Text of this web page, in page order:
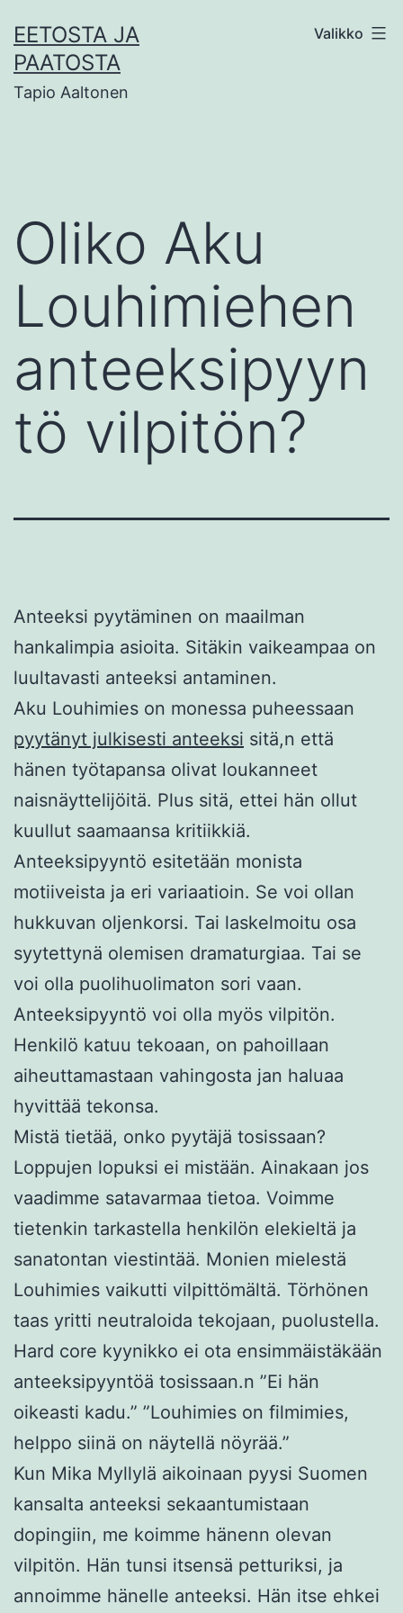
sisältöön
EETOSTA JA
PAATOSTA
Tapio Aaltonen
Valikko
Oliko Aku
Louhimiehen
anteeksipyyn
tö vilpitön?
Anteeksi pyytäminen on maailman
hankalimpia asioita. Sitäkin vaikeampaa on
luultavasti anteeksi antaminen.
Aku Louhimies on monessa puheessaan
pyytänyt julkisesti anteeksi sitä,n että
hänen työtapansa olivat loukanneet
naisnäyttelijöitä. Plus sitä, ettei hän ollut
kuullut saamaansa kritiikkiä.
Anteeksipyyntö esitetään monista
motiiveista ja eri variaatioin. Se voi ollan
hukkuvan oljenkorsi. Tai laskelmoitu osa
syytettynä olemisen dramaturgiaa. Tai se
voi olla puolihuolimaton sori vaan.
Anteeksipyyntö voi olla myös vilpitön.
Henkilö katuu tekoaan, on pahoillaan
aiheuttamastaan vahingosta jan haluaa
hyvittää tekonsa.
Mistä tietää, onko pyytäjä tosissaan?
Loppujen lopuksi ei mistään. Ainakaan jos
vaadimme satavarmaa tietoa. Voimme
tietenkin tarkastella henkilön elekieltä ja
sanatontan viestintää. Monien mielestä
Louhimies vaikutti vilpittömältä. Törhönen
taas yritti neutraloida tekojaan, puolustella.
Hard core kyynikko ei ota ensimmäistäkään
anteeksipyyntöä tosissaan.n ”Ei hän
oikeasti kadu.” ”Louhimies on filmimies,
helppo siinä on näytellä nöyrää.”
Kun Mika Myllylä aikoinaan pyysi Suomen
kansalta anteeksi sekaantumistaan
dopingiin, me koimme hänenn olevan
vilpitön. Hän tunsi itsensä petturiksi, ja
annoimme hänelle anteeksi. Hän itse ehkei